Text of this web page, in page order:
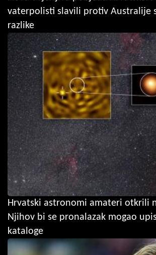
vaterpolisti slavili protiv Australije
razlike
Hrvatski astronomi amateri otkrili
Njihov bi se pronalazak mogao
kataloge